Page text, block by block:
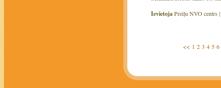
IevietojaPreiļu NVO centrs |
<< 1 2 3 4 5 6